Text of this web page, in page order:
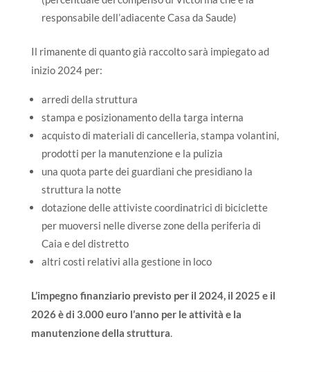
responsabile dell’adiacenteCasa da Saude)
Il rimanente di quanto già raccolto sarà impiegato ad
inizio 2024 per:
arredi della struttura
stampa e posizionamento della targa interna
acquisto di materiali di cancelleria, stampa volantini,
prodotti per la manutenzione e la pulizia
una quota parte dei guardiani che presidiano la
struttura la notte
dotazione delle attiviste coordinatrici di biciclette
per muoversi nelle diverse zone della periferia di
Caia e del distretto
altri costi relativi alla gestione in loco
L’impegno finanziario previsto per il 2024, il 2025 e il
2026 è di 3.000 euro l’anno per le attività e la
manutenzione della struttura